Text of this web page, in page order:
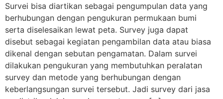
Survei bisa diartikan sebagai pengumpulan data yang
berhubungan dengan pengukuran permukaan bumi
serta diselesaikan lewat peta. Survey juga dapat
disebut sebagai kegiatan pengambilan data atau biasa
dikenal dengan sebutan pengamatan. Dalam survei
dilakukan pengukuran yang membutuhkan peralatan
survey dan metode yang berhubungan dengan
keberlangsungan survei tersebut. Jadi survey dari jasa